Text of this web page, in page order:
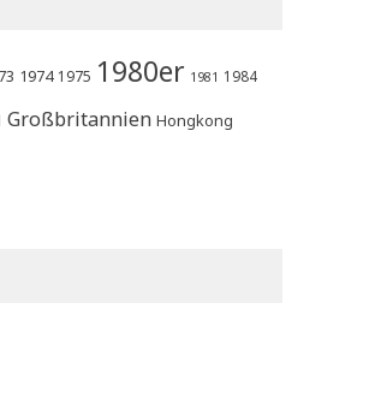
1974 1975 1980er 1981 1984
Großbritannien Hongkong